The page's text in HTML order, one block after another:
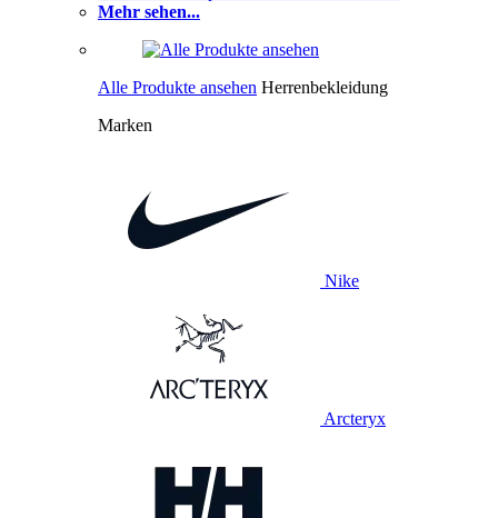
Mehr sehen...
Alle Produkte ansehen Herrenbekleidung
Marken
Nike
Arcteryx